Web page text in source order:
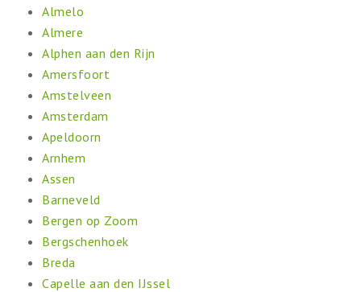
Almelo
Almere
Alphen aan den Rijn
Amersfoort
Amstelveen
Amsterdam
Apeldoorn
Arnhem
Assen
Barneveld
Bergen op Zoom
Bergschenhoek
Breda
Capelle aan den IJssel